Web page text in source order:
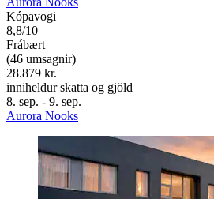
Kópavogi
8,8/10
Frábært
(46 umsagnir)
28.879 kr.
inniheldur skatta og gjöld
8. sep. - 9. sep.
Aurora Nooks